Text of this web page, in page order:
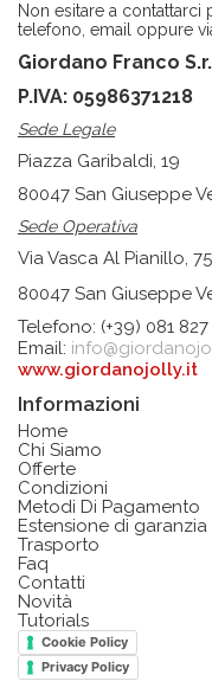
Non esitare a
telefono, email oppure
Giordano Franco
P.IVA: 05986371218
Sede Legale
Piazza Garibaldi, 19
80047 San Giuseppe
Sede Operativa
Via Vasca Al Pianillo, 75
80047 San Giuseppe
Telefono: (+39) 081 827
Email:
www.giordanojolly.it
Informazioni
Home
Chi Siamo
Offerte
Condizioni
Metodi Di Pagamento
Estensione di garanzia
Trasporto
Faq
Contatti
Novità
Tutorials
Cookie Policy
Privacy Policy